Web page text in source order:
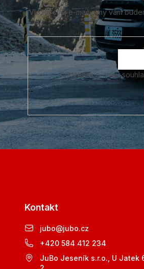
Vložte svůj e-mail a my vám
Vložením e-mailu
Kontakt
jubo@jubo.cz
+420 584 412 234
JuBo Jeseník s.r.o., U Jatek